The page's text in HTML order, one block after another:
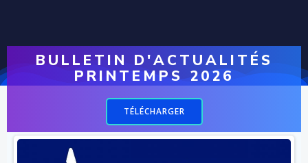
BULLETIN D'ACTUALITÉS
PRINTEMPS 2026
TÉLÉCHARGER